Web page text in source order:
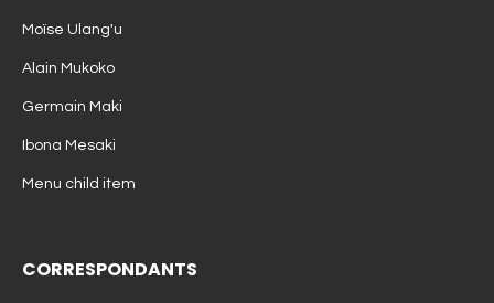
Moïse Ulang'u
Alain Mukoko
Germain Maki
Ibona Mesaki
Menu child item
CORRESPONDANTS